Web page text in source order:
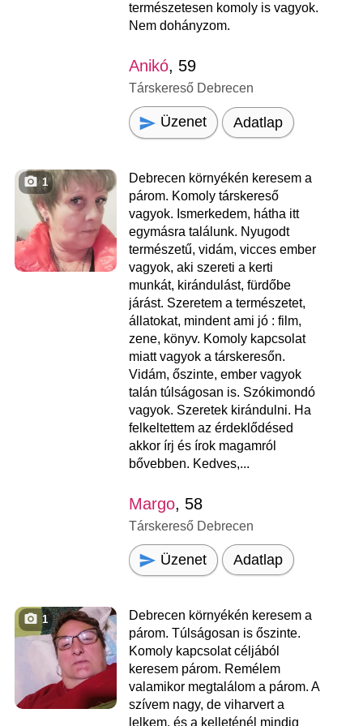
természetesen komoly is vagyok.
Nem dohányzom.
Anikó, 59
Társkereső Debrecen
Üzenet Adatlap
1
Debrecen környékén keresem a
párom. Komoly társkereső
vagyok. Ismerkedem, hátha itt
egymásra találunk. Nyugodt
természetű, vidám, vicces ember
vagyok, aki szereti a kerti
munkát, kirándulást, fürdőbe
járást. Szeretem a természetet,
állatokat, mindent ami jó : film,
zene, könyv. Komoly kapcsolat
miatt vagyok a társkeresőn.
Vidám, őszinte, ember vagyok
talán túlságosan is. Szókimondó
vagyok. Szeretek kirándulni. Ha
felkeltettem az érdeklődésed
akkor írj és írok magamról
bővebben. Kedves,...
Margo, 58
Társkereső Debrecen
Üzenet Adatlap
1
Debrecen környékén keresem a
párom. Túlságosan is őszinte.
Komoly kapcsolat céljából
keresem párom. Remélem
valamikor megtalálom a párom. A
szívem nagy, de viharvert a
lelkem, és a kelleténél mindig